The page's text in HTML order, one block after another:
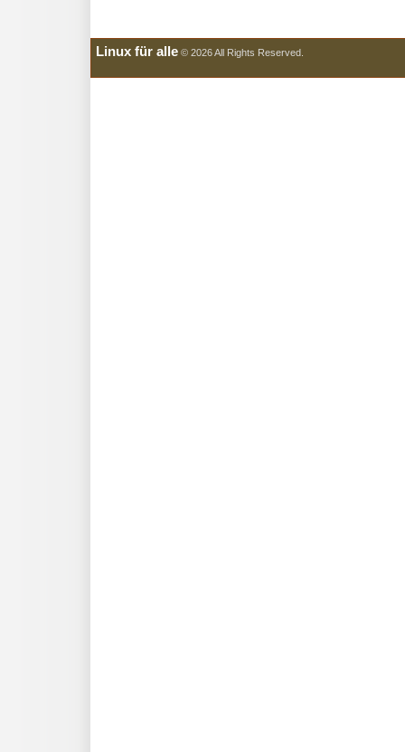
Linux für alle © 2026 All Rights Reserved.